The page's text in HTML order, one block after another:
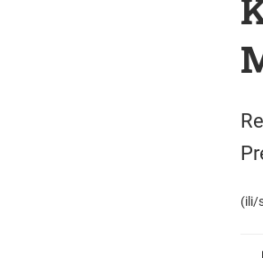
(ili/